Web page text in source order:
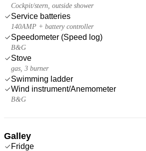
Cockpit/stern, outside shower
Service batteries
140AMP + battery controller
Speedometer (Speed log)
B&G
Stove
gas, 3 burner
Swimming ladder
Wind instrument/Anemometer
B&G
Galley
Fridge